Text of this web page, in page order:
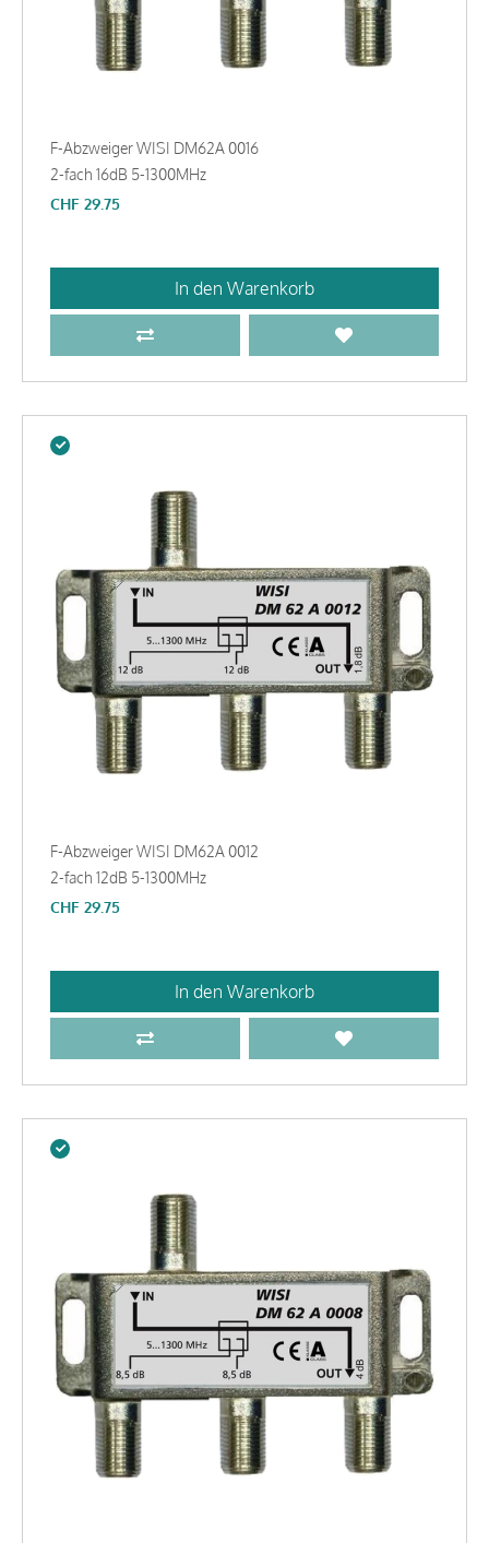
F-Abzweiger WISI DM62A 0016
2-fach 16dB 5-1300MHz
CHF 29.75
In den Warenkorb
F-Abzweiger WISI DM62A 0012
2-fach 12dB 5-1300MHz
CHF 29.75
In den Warenkorb